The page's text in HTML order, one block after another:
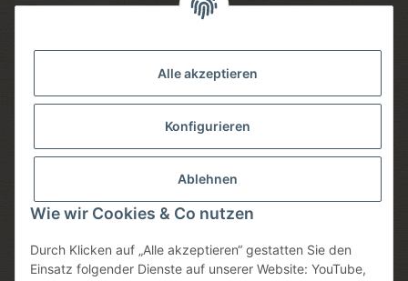
Alle akzeptieren
Konfigurieren
Ablehnen
Wie wir Cookies & Co nutzen
Durch Klicken auf „Alle akzeptieren“ gestatten Sie den
Einsatz folgender Dienste auf unserer Website: YouTube,
Versandmethoden
Sicheres einkaufen